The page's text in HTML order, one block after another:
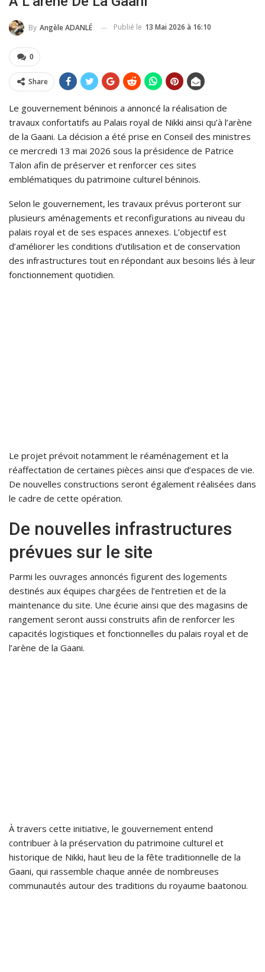
By Angèle ADANLÉ Publié le 13 Mai 2026 à 16:10
0
Share
Le gouvernement béninois a annoncé la réalisation de
travaux confortatifs au Palais royal de Nikki ainsi qu’à l’arène
de la Gaani. La décision a été prise en Conseil des ministres
ce mercredi 13 mai 2026 sous la présidence de Patrice
Talon afin de préserver et renforcer ces sites
emblématiques du patrimoine culturel béninois.
Selon le gouvernement, les travaux prévus porteront sur
plusieurs aménagements et reconfigurations au niveau du
palais royal et de ses espaces annexes. L’objectif est
d’améliorer les conditions d’utilisation et de conservation
des infrastructures tout en répondant aux besoins liés à leur
fonctionnement quotidien.
Le projet prévoit notamment le réaménagement et la
réaffectation de certaines pièces ainsi que d’espaces de vie.
De nouvelles constructions seront également réalisées dans
le cadre de cette opération.
De nouvelles infrastructures
prévues sur le site
Parmi les ouvrages annoncés figurent des logements
destinés aux équipes chargées de l’entretien et de la
maintenance du site. Une écurie ainsi que des magasins de
rangement seront aussi construits afin de renforcer les
capacités logistiques et fonctionnelles du palais royal et de
l’arène de la Gaani.
À travers cette initiative, le gouvernement entend
contribuer à la préservation du patrimoine culturel et
historique de Nikki, haut lieu de la fête traditionnelle de la
Gaani, qui rassemble chaque année de nombreuses
communautés autour des traditions du royaume baatonou.